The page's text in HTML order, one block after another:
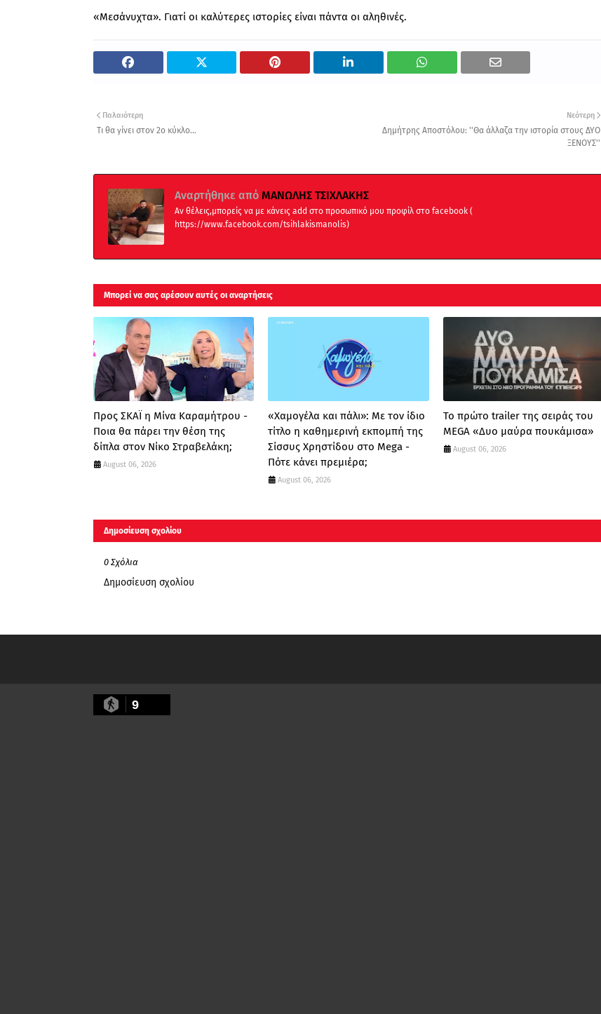
«Μεσάνυχτα». Γιατί οι καλύτερες ιστορίες είναι πάντα οι αληθινές.
Νεότερη
Δημήτρης Αποστόλου: ''Θα άλλαζα την ιστορία στους ΔΥΟ
ΞΕΝΟΥΣ''
Παλαιότερη
Τι θα γίνει στον 2ο κύκλο...
Αναρτήθηκε από ΜΑΝΩΛΗΣ ΤΣΙΧΛΑΚΗΣ
Αν θέλεις,μπορείς να με κάνεις add στο προσωπικό μου προφίλ στο facebook (
https://www.facebook.com/tsihlakismanolis)
Μπορεί να σας αρέσουν αυτές οι αναρτήσεις
Προς ΣΚΑΪ η Μίνα Καραμήτρου -
Ποια θα πάρει την θέση της
δίπλα στον Νίκο Στραβελάκη;
August 06, 2026
«Χαμογέλα και πάλι»: Με τον ίδιο
τίτλο η καθημερινή εκπομπή της
Σίσσυς Χρηστίδου στο Mega -
Πότε κάνει πρεμιέρα;
August 06, 2026
Το πρώτο trailer της σειράς του
MEGA «Δυο μαύρα πουκάμισα»
August 06, 2026
Δημοσίευση σχολίου
0 Σχόλια
Δημοσίευση σχολίου
9